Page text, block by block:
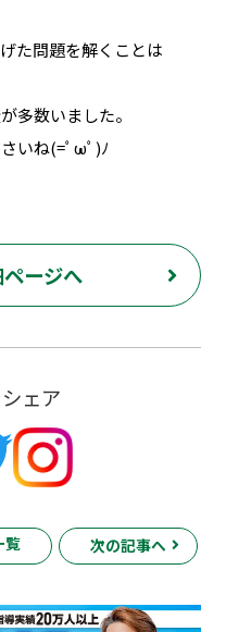
た問題を解くことは
多数いました。
いね(=ﾟωﾟ)ﾉ
ージへ
ェア
覧 次の記事へ